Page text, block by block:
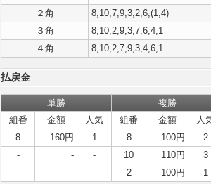
２角
8,10,7,9,3,2,6,(1,4)
３角
8,10,2,9,3,7,6,4,1
４角
8,10,2,7,9,3,4,6,1
払戻金
単勝
複勝
組番
金額 人気 組番 金額
人
8
160円 1 8 100円
2
-
- - 10 110円
3
-
- - 2 100円 1